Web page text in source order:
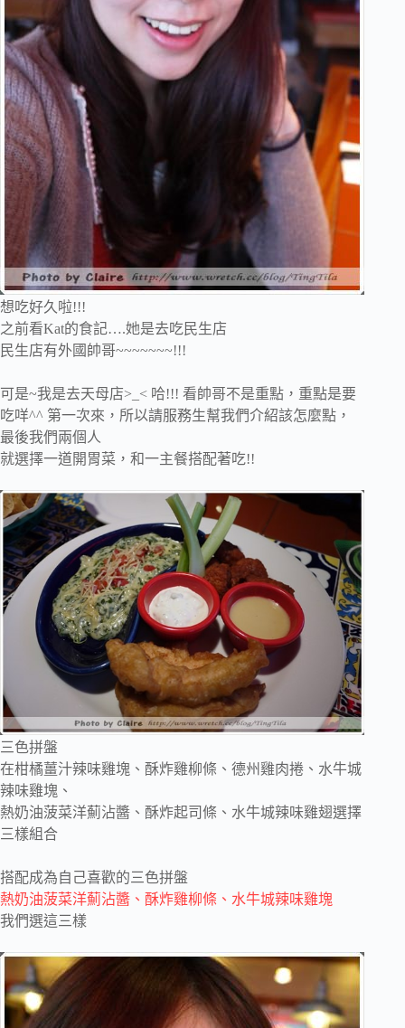
想吃好久啦!!!
之前看Kat的食記….她是去吃民生店
民生店有外國帥哥~~~~~~~!!!
可是~我是去天母店>_< 哈!!! 看帥哥不是重點，重點是要
吃咩^^ 第一次來，所以請服務生幫我們介紹該怎麼點，
最後我們兩個人
就選擇一道開胃菜，和一主餐搭配著吃!!
三色拼盤
在柑橘薑汁辣味雞塊、酥炸雞柳條、德州雞肉捲、水牛城
辣味雞塊、
熱奶油菠菜洋薊沾醬、酥炸起司條、水牛城辣味雞翅選擇
三樣組合
搭配成為自己喜歡的三色拼盤
熱奶油菠菜洋薊沾醬、酥炸雞柳條、水牛城辣味雞塊
我們選這三樣